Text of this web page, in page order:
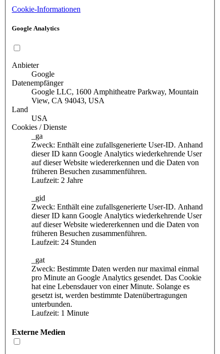
Cookie-Informationen
Google Analytics
Anbieter
Google
Datenempfänger
Google LLC, 1600 Amphitheatre Parkway, Mountain
View, CA 94043, USA
Land
USA
Cookies / Dienste
_ga
Zweck: Enthält eine zufallsgenerierte User-ID. Anhand
dieser ID kann Google Analytics wiederkehrende User
auf dieser Website wiedererkennen und die Daten von
früheren Besuchen zusammenführen.
Laufzeit: 2 Jahre
_gid
Zweck: Enthält eine zufallsgenerierte User-ID. Anhand
dieser ID kann Google Analytics wiederkehrende User
auf dieser Website wiedererkennen und die Daten von
früheren Besuchen zusammenführen.
Laufzeit: 24 Stunden
_gat
Zweck: Bestimmte Daten werden nur maximal einmal
pro Minute an Google Analytics gesendet. Das Cookie
hat eine Lebensdauer von einer Minute. Solange es
gesetzt ist, werden bestimmte Datenübertragungen
unterbunden.
Laufzeit: 1 Minute
Externe Medien